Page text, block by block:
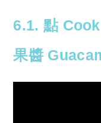
6.1. 點
果醬